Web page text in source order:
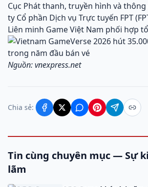
Cục Phát thanh, truyền hình và
ty Cổ phần Dịch vụ Trực tuyến FPT
Liên minh Game Việt Nam phối hợp
Nguồn: vnexpress.net
Chia sẻ:
Tin cùng chuyên mục — Sự
lãm